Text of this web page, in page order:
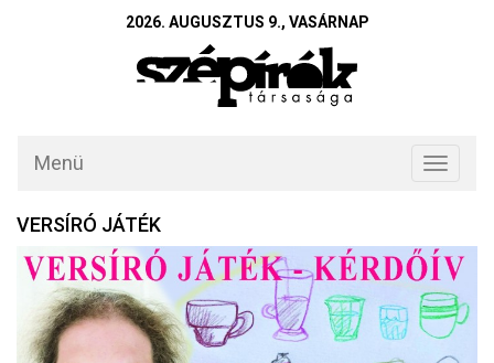
2026. AUGUSZTUS 9., VASÁRNAP
Toggle
Menü
VERSÍRÓ JÁTÉK